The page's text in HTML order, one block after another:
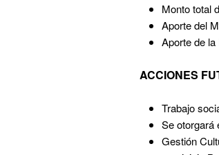
Monto total
Aporte del
Aporte de
ACCIONES
Trabajo
Se otorgará
Gestión